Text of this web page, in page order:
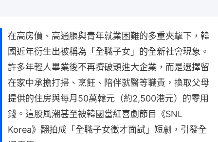
在高房價、高通脹與青年就業困難的多重夾擊下，韓
國近年衍生出被稱為「全職子女」的全新社會現象。
許多年輕人畢業後不再擠破頭進大企業，而是選擇留
在家中承擔打掃、烹飪、陪伴就醫等職責，換取父母
提供的住房與每月50萬韓元（約2,500港元）的零用
錢。這股風潮甚至被韓國當紅喜劇節目《SNL
Korea》翻拍成「全職子女徵才面試」短劇，引發全